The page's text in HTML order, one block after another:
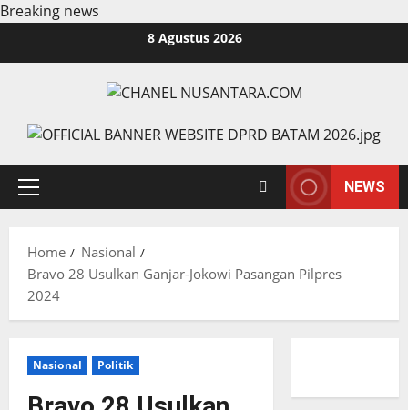
Breaking news
8 Agustus 2026
Primary
NEWS
Home
Nasional
Bravo 28 Usulkan Ganjar-Jokowi Pasangan Pilpres
2024
Nasional Politik